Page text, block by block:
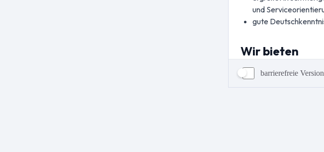
barrierefreie Version